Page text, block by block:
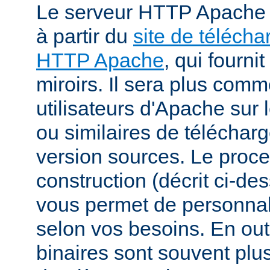
Le serveur HTTP
à partir du site de
HTTP Apache, qui
miroirs. Il sera plus
utilisateurs d'Apache sur
ou similaires de
version sources. Le
construction (décrit ci-
vous permet de
selon vos besoins. En
binaires sont souvent